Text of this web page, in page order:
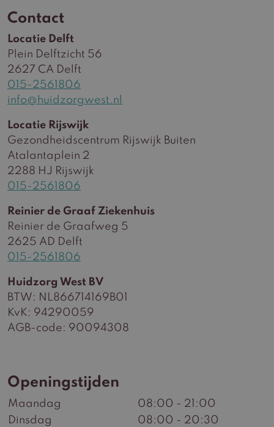
Contact
Locatie Delft
Plein Delftzicht 56
2627 CA Delft
015-2561806
info@huidzorgwest.nl
Locatie Rijswijk
Gezondheidscentrum Rijswijk Buiten
Atalantaplein 2
2288 HJ Rijswijk
015-2561806
Reinier de Graaf Ziekenhuis
Reinier de Graafweg 5
2625 AD Delft
015-2561806
Huidzorg West BV
BTW: NL866714169B01
KvK: 94290059
AGB-code: 90094308
Openingstijden
Maandag
08:00 - 21:00
Dinsdag
08:00 - 20:30